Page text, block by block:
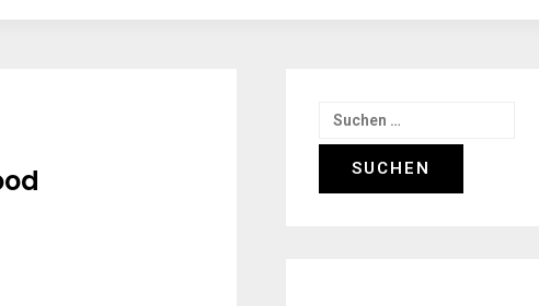
Suchen
nach: